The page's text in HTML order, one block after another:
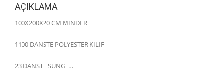
AÇIKLAMA
100X200X20 CM MİNDER
1100 DANSTE POLYESTER KILIF
23 DANSTE SÜNGE…